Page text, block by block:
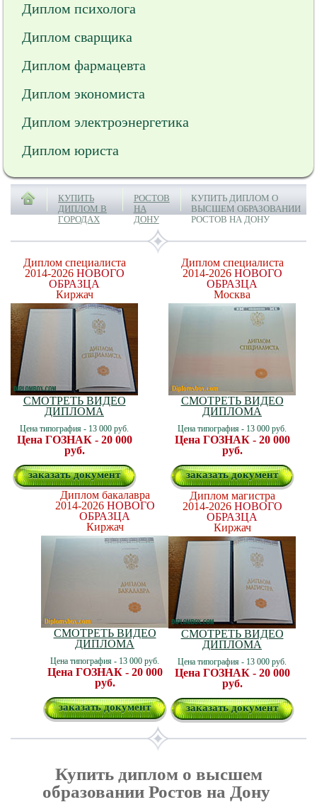
Диплом психолога
Диплом сварщика
Диплом фармацевта
Диплом экономиста
Диплом электроэнергетика
Диплом юриста
КУПИТЬ
ДИПЛОМ В
ГОРОДАХ
РОСТОВ
НА
ДОНУ
КУПИТЬ ДИПЛОМ О
ВЫСШЕМ ОБРАЗОВАНИИ
РОСТОВ НА ДОНУ
Диплом специалиста
2014-2026 НОВОГО
ОБРАЗЦА
Киржач
СМОТРЕТЬ ВИДЕО
ДИПЛОМА
Цена типография - 13 000 руб.
Цена ГОЗНАК - 20 000
руб.
заказать документ
Диплом специалиста
2014-2026 НОВОГО
ОБРАЗЦА
Москва
СМОТРЕТЬ ВИДЕО
ДИПЛОМА
Цена типография - 13 000 руб.
Цена ГОЗНАК - 20 000
руб.
заказать документ
Диплом бакалавра
2014-2026 НОВОГО
ОБРАЗЦА
Киржач
СМОТРЕТЬ ВИДЕО
ДИПЛОМА
Цена типография - 13 000 руб.
Цена ГОЗНАК - 20 000
руб.
заказать документ
Диплом магистра
2014-2026 НОВОГО
ОБРАЗЦА
Киржач
СМОТРЕТЬ ВИДЕО
ДИПЛОМА
Цена типография - 13 000 руб.
Цена ГОЗНАК - 20 000
руб.
заказать документ
Купить диплом о высшем
образовании Ростов на Дону